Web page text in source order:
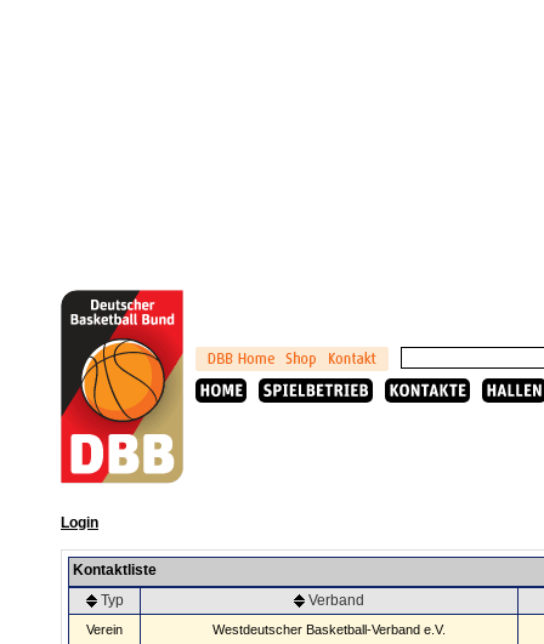
Login
Kontaktliste
Typ
Verband
Verein Westdeutscher Basketball-Verband e.V.